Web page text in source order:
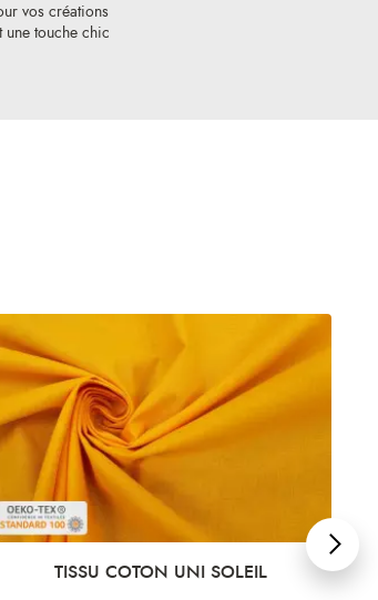
vos créations
une touche chic
TISSU COTON UNI ROUGE